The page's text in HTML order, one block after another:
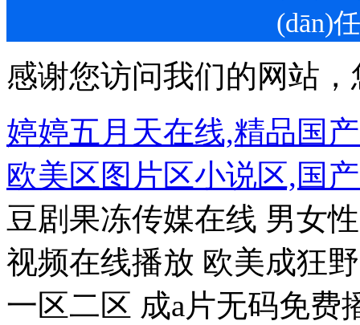
(dān)
感谢您访问我们的网站
婷婷五月天在线,精品国
欧美区图片区小说区,国